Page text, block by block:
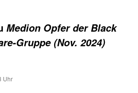
Medion Opfer der Black
Gruppe (Nov. 2024)
Uhr